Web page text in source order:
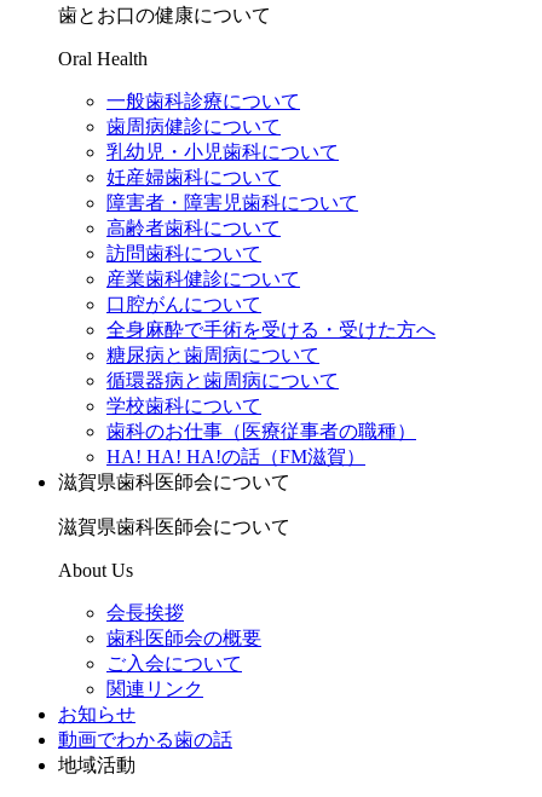
歯とお口の健康について
Oral Health
一般歯科診療について
歯周病健診について
乳幼児・小児歯科について
妊産婦歯科について
障害者・障害児歯科について
高齢者歯科について
訪問歯科について
産業歯科健診について
口腔がんについて
全身麻酔で手術を受ける・受けた方へ
糖尿病と歯周病について
循環器病と歯周病について
学校歯科について
歯科のお仕事（医療従事者の職種）
HA! HA! HA!の話（FM滋賀）
滋賀県歯科医師会について
滋賀県歯科医師会について
About Us
会長挨拶
歯科医師会の概要
ご入会について
関連リンク
お知らせ
動画でわかる歯の話
地域活動